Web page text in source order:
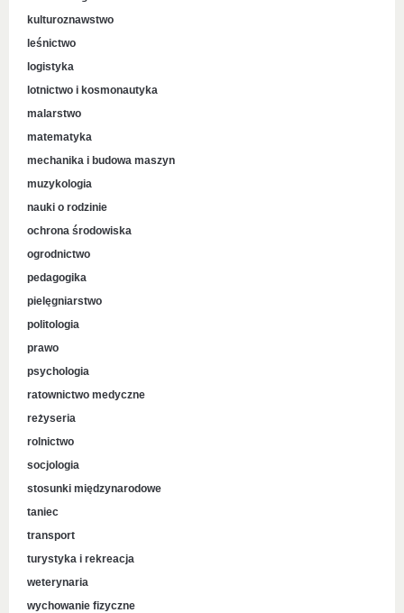
kulturoznawstwo
leśnictwo
logistyka
lotnictwo i kosmonautyka
malarstwo
matematyka
mechanika i budowa maszyn
muzykologia
nauki o rodzinie
ochrona środowiska
ogrodnictwo
pedagogika
pielęgniarstwo
politologia
prawo
psychologia
ratownictwo medyczne
reżyseria
rolnictwo
socjologia
stosunki międzynarodowe
taniec
transport
turystyka i rekreacja
weterynaria
wychowanie fizyczne